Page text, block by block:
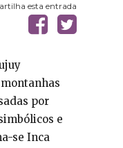
esta entrada
por
e
se Inca